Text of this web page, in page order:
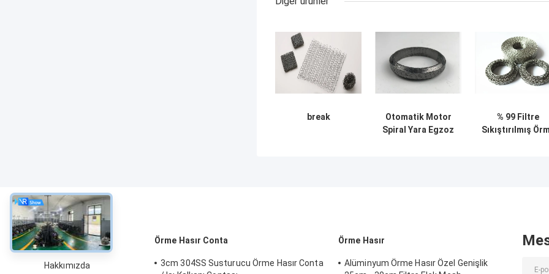
break
Otomatik Motor
Spiral Yara Egzoz
% 99 Filtre
Sıkıştırılmış
Hakkında
Hakkımızda
Örme Hasır Conta
3cm 304SS Susturucu Örme Hasır Conta
Örme Hasır
Alüminyum Örme Hasır Özel Genişlik